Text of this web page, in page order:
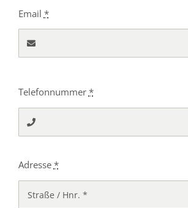
Email *
Telefonnummer *
Adresse *